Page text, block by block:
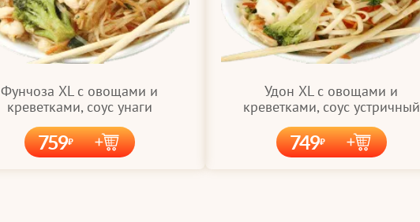
Фунчоза XL с овощами и
креветками, соус унаги
759
Удон XL с овощами и
креветками, соус устричный
749